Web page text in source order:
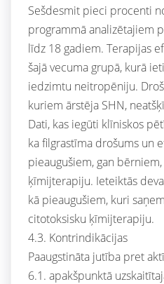
Sešdesmit pieci procenti
programmā analizētajiem
līdz 18 gadiem. Terapijas
šajā vecuma grupā, kurā
iedzimtu neitropēniju.
kuriem ārstēja SHN,
Dati, kas iegūti klīniskos
ka filgrastīma drošums un
pieaugušiem, gan
ķīmijterapiju. Ieteiktās
kā pieaugušiem, kuri
citotoksisku ķīmijterapiju.
4.3. Kontrindikācijas
Paaugstināta jutība pret
6.1. apakšpunktā